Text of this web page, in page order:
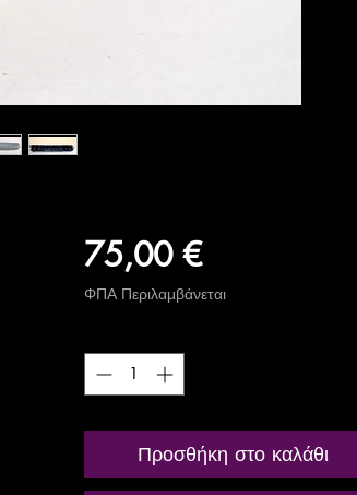
75,00 €Τιμή
ΦΠΑ Περιλαμβάνεται
Προσθήκη στο καλάθι